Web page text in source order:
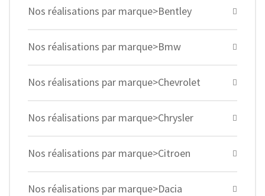
Nos réalisations par marque>Bentley
Nos réalisations par marque>Bmw
Nos réalisations par marque>Chevrolet
Nos réalisations par marque>Chrysler
Nos réalisations par marque>Citroen
Nos réalisations par marque>Dacia